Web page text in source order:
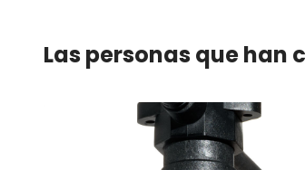
Las personas que